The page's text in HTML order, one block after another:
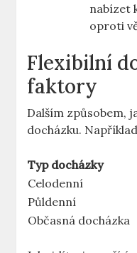
nabízet
oproti
Flexibilní
faktory
Dalším způsobem,
docházku.
Typ docházky
Celodenní
Půldenní
Občasná docházka